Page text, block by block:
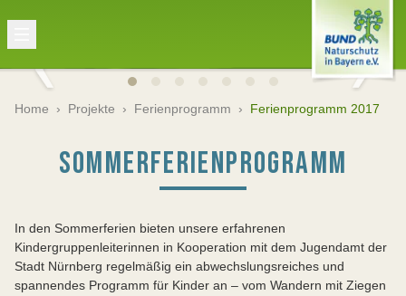
Home › Projekte › Ferienprogramm › Ferienprogramm 2017
SOMMERFERIENPROGRAMM
In den Sommerferien bieten unsere erfahrenen
Kindergruppenleiterinnen in Kooperation mit dem Jugendamt der
Stadt Nürnberg regelmäßig ein abwechslungsreiches und
spannendes Programm für Kinder an – vom Wandern mit Ziegen